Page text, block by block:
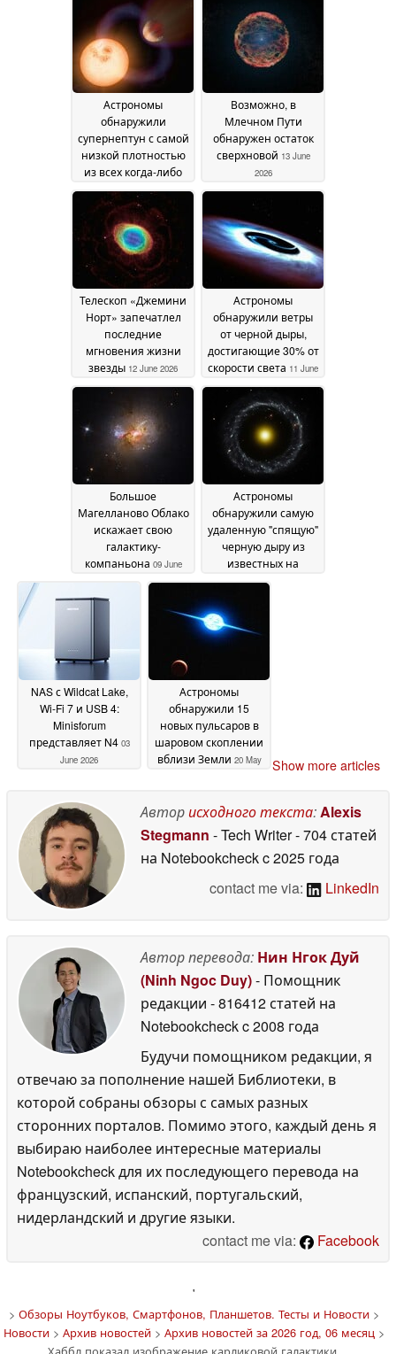
жизни 09 July 2026
Астрономы
обнаружили
супернептун с самой
низкой плотностью
из всех когда-либо
обнаруженных16 June
2026
Возможно, в
Млечном Пути
обнаружен остаток
сверхновой 13 June
2026
Телескоп «Джемини
Норт» запечатлел
последние
мгновения жизни
звезды 12 June 2026
Астрономы
обнаружили ветры
от черной дыры,
достигающие 30% от
скорости света 11 June
2026
Большое
Магелланово Облако
искажает свою
галактику-
компаньона 09 June
Астрономы
обнаружили самую
удаленную "спящую"
черную дыру из
известных на
сегодняшний день
NAS с Wildcat Lake,
Wi-Fi 7 и USB 4:
Minisforum
представляет N4 03
June 2026
Астрономы
обнаружили 15
новых пульсаров в
шаровом скоплении
вблизи Земли 20 May
Show more articles
Авторисходного текста:Alexis
Stegmann - Tech Writer- 704 статей
на Notebookcheckc 2025 года
contact me via:
LinkedIn
Автор перевода: Нин Нгок Дуй
(Ninh Ngoc Duy)- Помощник
редакции - 816412 статей на
Notebookcheckc 2008 года
Будучи помощником редакции, я
отвечаю за пополнение нашей Библиотеки, в
которой собраны обзоры с самых разных
сторонних порталов. Помимо этого, каждый день я
выбираю наиболее интересные материалы
Notebookcheck для их последующего перевода на
французский, испанский, португальский,
нидерландский и другие языки.
contact me via:
Facebook
'
> Обзоры Ноутбуков, Смартфонов, Планшетов. Тесты и Новости>
Новости> Архив новостей> Архив новостей за 2026 год, 06 месяц>